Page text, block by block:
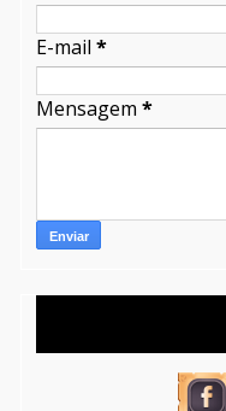
E-mail*
Mensagem*